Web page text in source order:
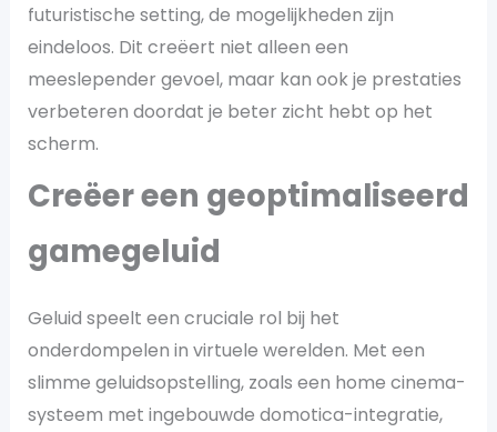
futuristische setting, de mogelijkheden zijn
eindeloos. Dit creëert niet alleen een
meeslepender gevoel, maar kan ook je prestaties
verbeteren doordat je beter zicht hebt op het
scherm.
Creëer een geoptimaliseerd
gamegeluid
Geluid speelt een cruciale rol bij het
onderdompelen in virtuele werelden. Met een
slimme geluidsopstelling, zoals een home cinema-
systeem met ingebouwde domotica-integratie,